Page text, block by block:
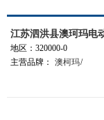
江苏泗洪县澳珂玛电
地区：320000-0
主营品牌： 澳柯玛/